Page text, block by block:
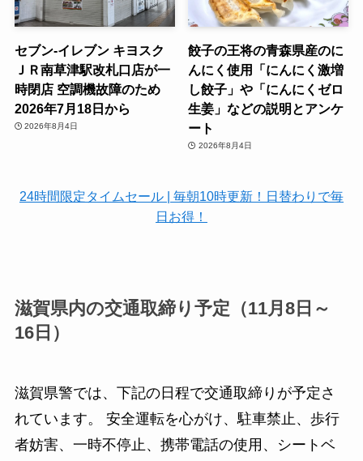
セブン-イレブン キヨスク
ＪＲ南草津駅改札口店が一
時閉店 空調機故障のため
2026年7月18日から
2026年8月4日
餃子の王将の青森県産のに
んにく使用「にんにく激増
し餃子」や「にんにくゼロ
生姜」などの説明とアンケ
ート
2026年8月4日
24時間限定タイムセール | 毎朝10時更新！日替わりで毎
日お得！
滋賀県内の交通取締り予定（11月8日～
16日）
滋賀県警では、下記の日程で交通取締りが予定さ
れています。 安全運転を心がけ、駐車禁止、歩行
者妨害、一時不停止、携帯電話の使用、シートベ